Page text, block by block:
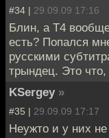
#34 | 29.09.09 17:16
Блин, а Т4
есть? Попался
русскими
трындец. Это что,
KSergey »
#35 | 29.09.09 17:17
Неужто и у них